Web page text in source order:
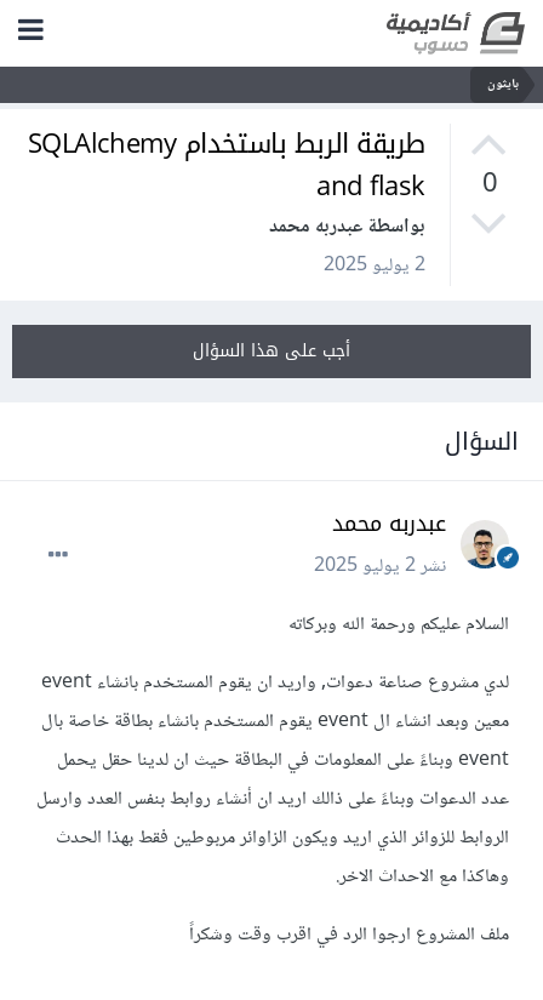
بايثون
0
طريقة الربط باستخدام SQLAlchemy
and flask
بواسطة عبدربه محمد
2 يوليو 2025
أجب على هذا السؤال
السؤال
عبدربه محمد
نشر2 يوليو 2025
السلام عليكم ورحمة الله وبركاته
لدي مشروع صناعة دعوات, واريد ان يقوم المستخدم بانشاء event
معين وبعد انشاء ال event يقوم المستخدم بانشاء بطاقة خاصة بال
event وبناءً على المعلومات في البطاقة حيث ان لدينا حقل يحمل
عدد الدعوات وبناءً على ذالك اريد ان أنشاء روابط بنفس العدد وارسل
الروابط للزوائر الذي اريد ويكون الزاوائر مربوطين فقط بهذا الحدث
وهاكذا مع الاحداث الاخر.
ملف المشروع ارجوا الرد في اقرب وقت وشكراً